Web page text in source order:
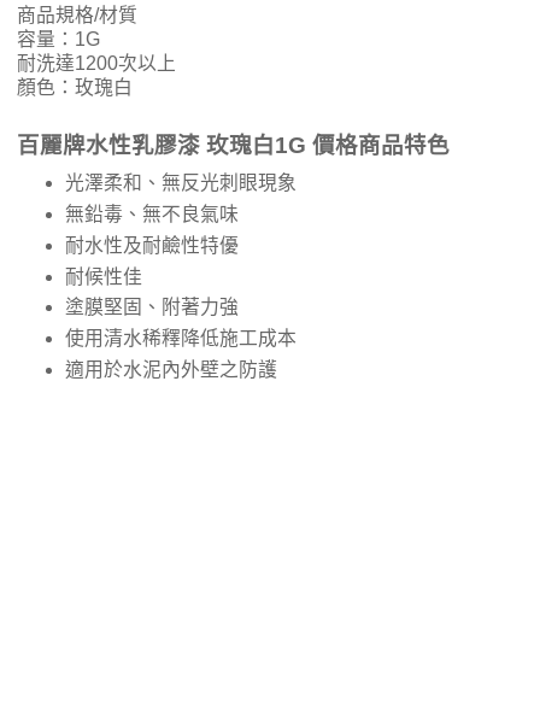
商品規格/材質
容量：1G
耐洗達1200次以上
顏色：玫瑰白
百麗牌水性乳膠漆 玫瑰白1G 價格商品特色
光澤柔和、無反光刺眼現象
無鉛毒、無不良氣味
耐水性及耐鹼性特優
耐候性佳
塗膜堅固、附著力強
使用清水稀釋降低施工成本
適用於水泥內外壁之防護